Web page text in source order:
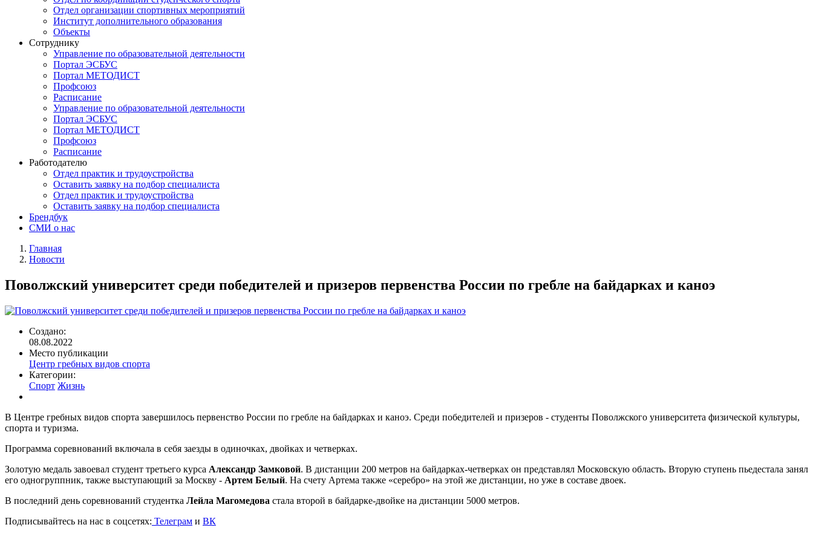
Отдел организации спортивных мероприятий
Институт дополнительного образования
Объекты
Сотруднику
Управление по образовательной деятельности
Портал ЭСБУС
Портал МЕТОДИСТ
Профсоюз
Расписание
Управление по образовательной деятельности
Портал ЭСБУС
Портал МЕТОДИСТ
Профсоюз
Расписание
Работодателю
Отдел практик и трудоустройства
Оставить заявку на подбор специалиста
Отдел практик и трудоустройства
Оставить заявку на подбор специалиста
Брендбук
СМИ о нас
Строка
навигации
Главная
Новости
Поволжский университет среди победителей и призеров первенства России по гребле на байдарках и каноэ
Создано:
08.08.2022
Место публикации
Центр гребных видов спорта
Категории:
Спорт Жизнь
В Центре гребных видов спорта завершилось первенство России по гребле на байдарках и каноэ. Среди победителей и призеров - студенты Поволжского университета физической культуры,
спорта и туризма.
Программа соревнований включала в себя заезды в одиночках, двойках и четверках.
Золотую медаль завоевал студент третьего курса Александр Замковой. В дистанции 200 метров на байдарках-четверках он представлял Московскую область. Вторую ступень пьедестала занял
его одногруппник, также выступающий за Москву - Артем Белый. На счету Артема также «серебро» на этой же дистанции, но уже в составе двоек.
В последний день соревнований студентка Лейла Магомедова стала второй в байдарке-двойке на дистанции 5000 метров.
Подписывайтесь на нас в соцсетях: Телеграм и ВК